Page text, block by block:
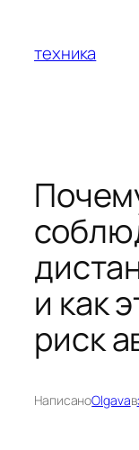
содержимому
техника
и как
риск
НаписаноOlgavaв